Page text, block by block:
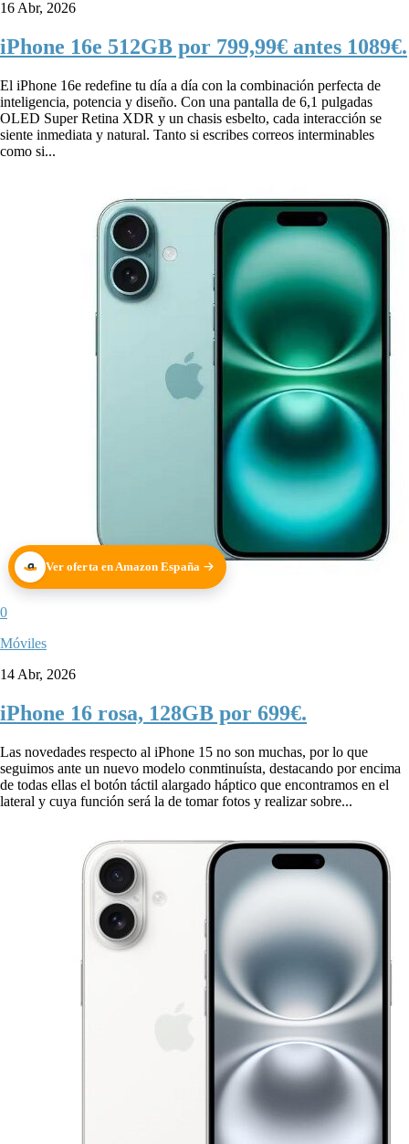
16 Abr, 2026
iPhone 16e 512GB por 799,99€ antes 1089€.
El iPhone 16e redefine tu día a día con la combinación perfecta de
inteligencia, potencia y diseño. Con una pantalla de 6,1 pulgadas
OLED Super Retina XDR y un chasis esbelto, cada interacción se
siente inmediata y natural. Tanto si escribes correos interminables
como si...
Ver oferta en Amazon España
0
Móviles
14 Abr, 2026
iPhone 16 rosa, 128GB por 699€.
Las novedades respecto al iPhone 15 no son muchas, por lo que
seguimos ante un nuevo modelo conmtinuísta, destacando por encima
de todas ellas el botón táctil alargado háptico que encontramos en el
lateral y cuya función será la de tomar fotos y realizar sobre...